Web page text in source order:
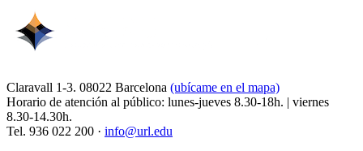
Claravall 1-3. 08022 Barcelona (ubícame en el mapa)
Horario de atención al público: lunes-jueves 8.30-18h. | viernes
8.30-14.30h.
Tel. 936 022 200 · info@url.edu